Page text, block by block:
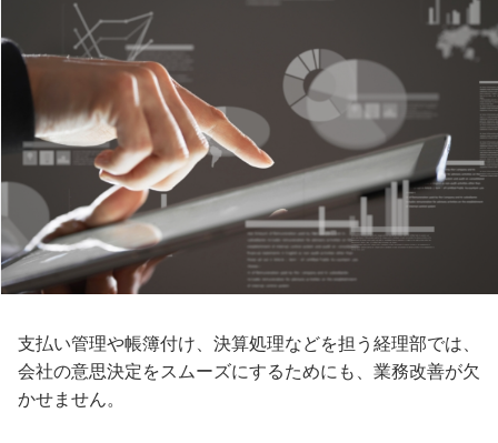
支払い管理や帳簿付け、決算処理などを担う経理部では、
会社の意思決定をスムーズにするためにも、業務改善が欠
かせません。